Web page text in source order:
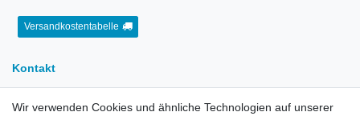
Versandkostentabelle
Kontakt
E-Mail:info[at]kreativplotter.de
Wir verwenden Cookies und ähnliche Technologien auf unserer